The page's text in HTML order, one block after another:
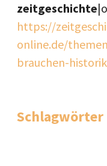
zeitgeschichte
https://
online.de/
brauchen-
Schlagwörter